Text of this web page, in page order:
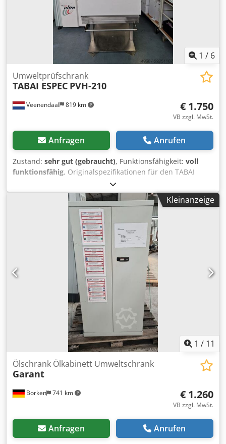
1 / 6
Veenendaal 819 km
Umweltprüfschrank
TABAI ESPEC PVH-210
€ 1.750
VB zzgl. MwSt.
Anfragen Anrufen
Zustand: sehr gut (gebraucht), Funktionsfähigkeit: voll
funktionsfähig, Originalspezifikationen für den TABAI
ESPEC PVH-210: Spezifikation Wert Typ Präzisions-
Industrieofen / Reinraumofen Temperaturbereich
Umgebung +60 °C bis 350 °C Kammergröße 580 × 480 ×
480 mm (B × T × H) Kammervolumen Ca. 134 l Außenmaße
770 × 925 × 1290 mm (B × T × H) Credpfxoziby Is Akvof
Stromversorgung 200 V AC, 3-phasig, 50/60 Hz
Stromaufnahme 17,5 A Einlegeböden 1 Standard-
Einlegeboden Konstruktion Edelstahlkammer mit
Umluftsystem Steuerung Digitaler Temperaturregler
Kleinanzeige
1 / 11
Borken 741 km
Ölschrank Ölkabinett Umweltschrank
Garant
€ 1.260
VB zzgl. MwSt.
Anfragen Anrufen